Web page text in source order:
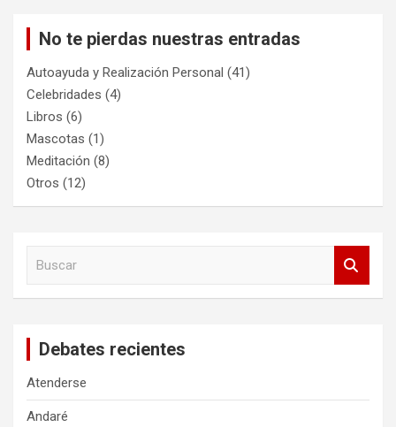
No te pierdas nuestras entradas
Autoayuda y Realización Personal (41)
Celebridades (4)
Libros (6)
Mascotas (1)
Meditación (8)
Otros (12)
Debates recientes
Atenderse
Andaré